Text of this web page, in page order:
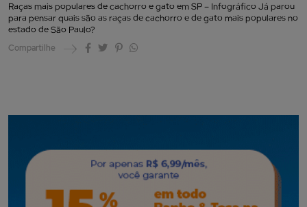
Raças mais populares de cachorro e gato em SP – Infográfico Já parou
para pensar quais são as raças de cachorro e de gato mais populares no
estado de São Paulo?
Compartilhe